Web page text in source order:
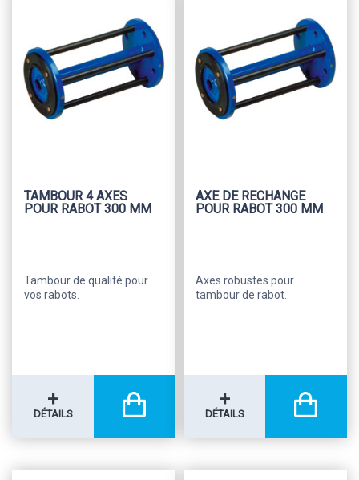
TAMBOUR 4 AXES
POUR RABOT 300 MM
Tambour de qualité pour
vos rabots.
+
DÉTAILS
AXE DE RECHANGE
POUR RABOT 300 MM
Axes robustes pour
tambour de rabot.
+
DÉTAILS